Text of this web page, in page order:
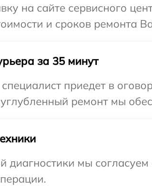
на сайте сервисного
и сроков ремонта
за 35 минут
приедет в
углубленный ремонт мы
диагностики мы